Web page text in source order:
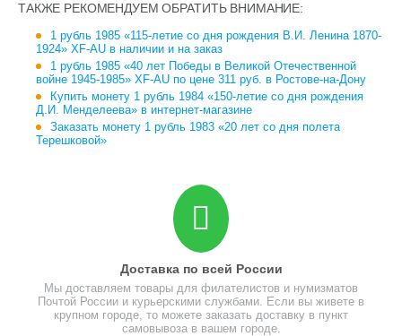
ТАКЖЕ РЕКОМЕНДУЕМ ОБРАТИТЬ ВНИМАНИЕ:
1 рубль 1985 «115-летие со дня рождения В.И. Ленина 1870-
1924» XF-AU в наличии и на заказ
1 рубль 1985 «40 лет Победы в Великой Отечественной
войне 1945-1985» XF-AU по цене 311 руб. в Ростове-на-Дону
Купить монету 1 рубль 1984 «150-летие со дня рождения
Д.И. Менделеева» в интернет-магазине
Заказать монету 1 рубль 1983 «20 лет со дня полета
Терешковой»
Доставка по всей России
Мы доставляем товары для филателистов и нумизматов
Почтой России и курьерскими службами. Если вы живете в
крупном городе, то можете заказать доставку в пункт
самовывоза в вашем городе.